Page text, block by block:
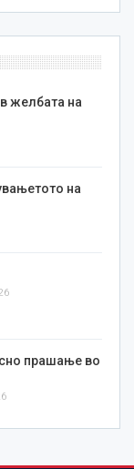
желбата на
на
прашање во